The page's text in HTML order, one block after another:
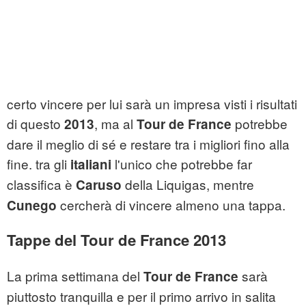
certo vincere per lui sarà un impresa visti i risultati
di questo 2013, ma al Tour de France potrebbe
dare il meglio di sé e restare tra i migliori fino alla
fine. tra gli italiani l'unico che potrebbe far
classifica è Caruso della Liquigas, mentre
Cunego cercherà di vincere almeno una tappa.
Tappe del Tour de France 2013
La prima settimana del Tour de France sarà
piuttosto tranquilla e per il primo arrivo in salita